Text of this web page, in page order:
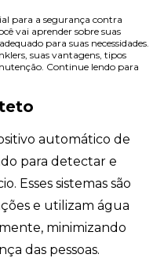
para a segurança contra
vai aprender sobre suas
para suas necessidades.
suas vantagens, tipos
Continue lendo para
automático de
para detectar e
Esses sistemas são
e utilizam água
minimizando
das pessoas.